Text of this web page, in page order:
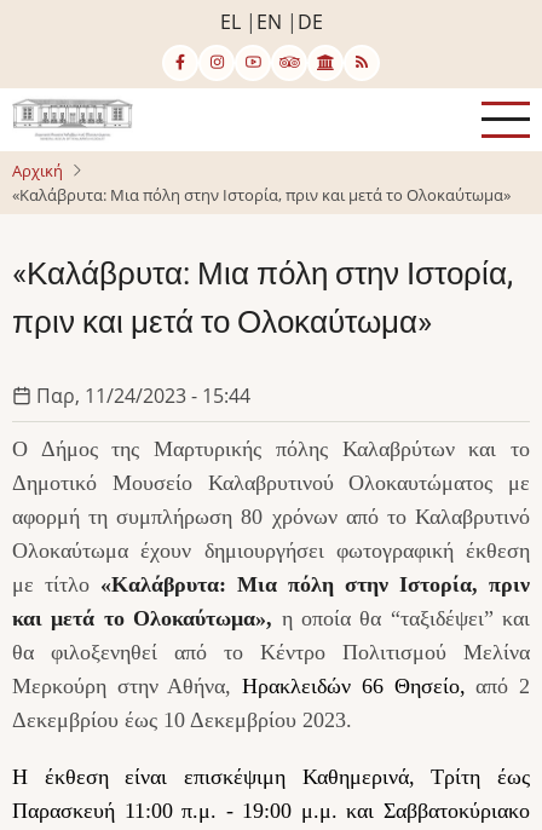
κυρίως
περιεχόμενο
EL EN DE
Αρχική
«Καλάβρυτα: Μια πόλη στην Ιστορία, πριν και μετά το Ολοκαύτωμα»
«Καλάβρυτα: Μια πόλη στην Ιστορία,
πριν και μετά το Ολοκαύτωμα»
Παρ, 11/24/2023 - 15:44
Ο Δήμος της Μαρτυρικής πόλης Καλαβρύτων και το
Δημοτικό Μουσείο Καλαβρυτινού Ολοκαυτώματος με
αφορμή τη συμπλήρωση 80 χρόνων από το Καλαβρυτινό
Ολοκαύτωμα έχουν δημιουργήσει φωτογραφική έκθεση
με τίτλο «Καλάβρυτα: Μια πόλη στην Ιστορία, πριν
και μετά το Ολοκαύτωμα», η οποία θα “ταξιδέψει” και
θα φιλοξενηθεί από το Κέντρο Πολιτισμού Μελίνα
Μερκούρη στην Αθήνα,Ηρακλειδών 66 Θησείο, από 2
Δεκεμβρίου έως 10 Δεκεμβρίου 2023.
Η έκθεση είναι επισκέψιμη Καθημερινά, Τρίτη έως
Παρασκευή 11:00 π.μ. - 19:00 μ.μ. και Σαββατοκύριακο